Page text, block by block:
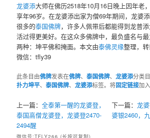
龙婆添大师在佛历2518年10月16日晚上因年老
享年96岁。在龙婆添出家为僧69年期间，龙婆
很多的泰国佛牌，许多人佩带后都能得到龙普
活过得更美好。在这众多佛牌中，最负盛名与
两种：坤平佛和掩面。本文由泰佛灵缘整理，转
微信：tfly39
此条目由佛牌发表在佛牌、泰国佛牌、龙婆添分类
扑力坤平、泰国佛牌、龙婆添标签。将固定链接加
上一篇：全泰第一醒的龙婆登，
泰国高僧龙婆登，龙婆登2470-
2494醒
下一篇： 龙
婆银2460，
微信号:TFLY266 (长按可复制)